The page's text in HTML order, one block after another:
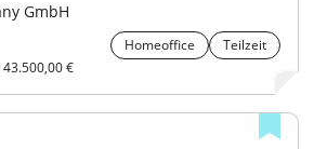
GmbH
Homeoffice
Teilzeit
€